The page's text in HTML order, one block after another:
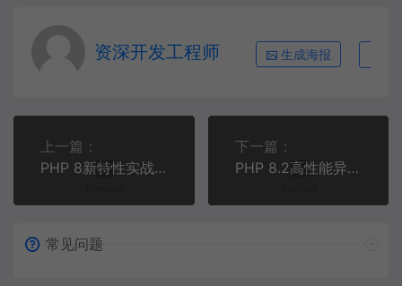
资深开发工程师 生成海报
上一篇：
PHP 8新特性实战指南：从属性构造器到Match表达式的深度应用
下一篇：
PHP 8.2高性能异步编程实战：基于Swoole构建微服务架构
常见问题